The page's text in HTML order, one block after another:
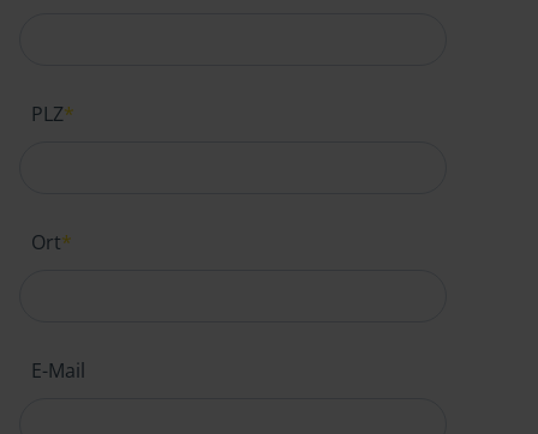
PLZ*
Ort*
E-Mail